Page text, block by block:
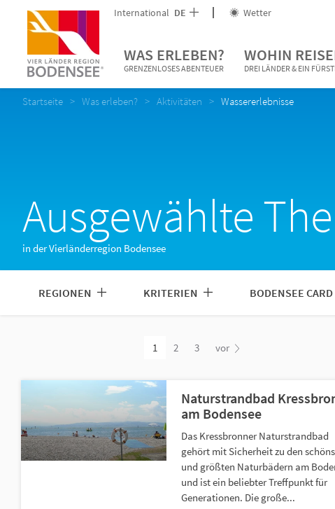
International DE Wetter
WAS ERLEBEN?
GRENZENLOSES ABENTEUER
WOHIN
DREI LÄNDER & EIN
Startseite Was erleben? Aktivitäten Wassererlebnisse
Ausgewählte
in der Vierländerregion Bodensee
REGIONEN KRITERIEN BODENSEE CARD
1 2 3 vor
Naturstrandbad
am Bodensee
Das Kressbronner Naturstrandbad
gehört mit Sicherheit zu den
und größten Naturbädern am
und ist ein beliebter Treffpunkt für
Generationen. Die große...